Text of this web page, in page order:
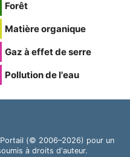
Forêt
Matière organique
Gaz à effet de serre
Pollution de l'eau
(© 2006–2026) pour un
à droits d'auteur.